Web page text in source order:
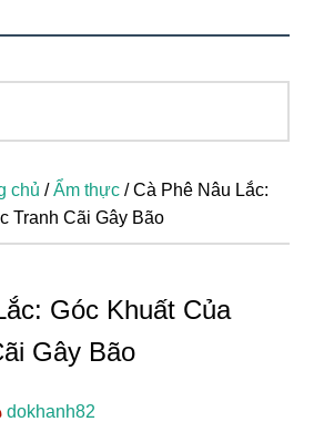
chủ / Ẩm thực /Cà Phê Nâu Lắc:
Tranh Cãi Gây Bão
Góc Khuất Của
Gây Bão
dokhanh82